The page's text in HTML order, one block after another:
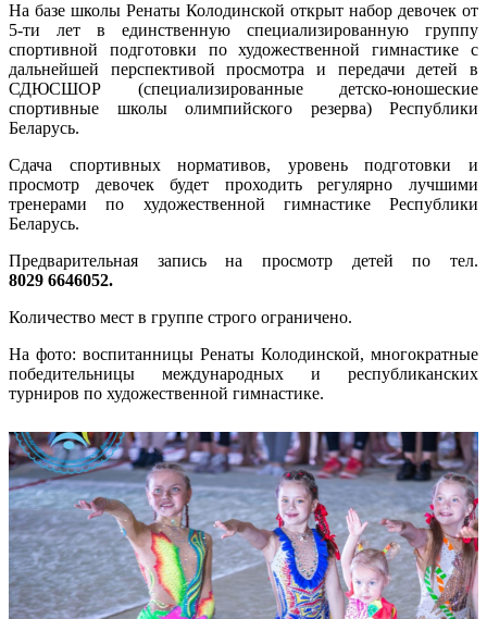
На базе школы Ренаты Колодинской открыт набор девочек от
5-ти лет в единственную специализированную группу
спортивной подготовки по художественной гимнастике с
дальнейшей перспективой просмотра и передачи детей в
СДЮСШОР (специализированные детско-юношеские
спортивные школы олимпийского резерва) Республики
Беларусь.
Сдача спортивных нормативов, уровень подготовки и
просмотр девочек будет проходить регулярно лучшими
тренерами по художественной гимнастике Республики
Беларусь.
Предварительная запись на просмотр детей по тел.
8029 6646052.
Количество мест в группе строго ограничено.
На фото: воспитанницы Ренаты Колодинской, многократные
победительницы международных и республиканских
турниров по художественной гимнастике.